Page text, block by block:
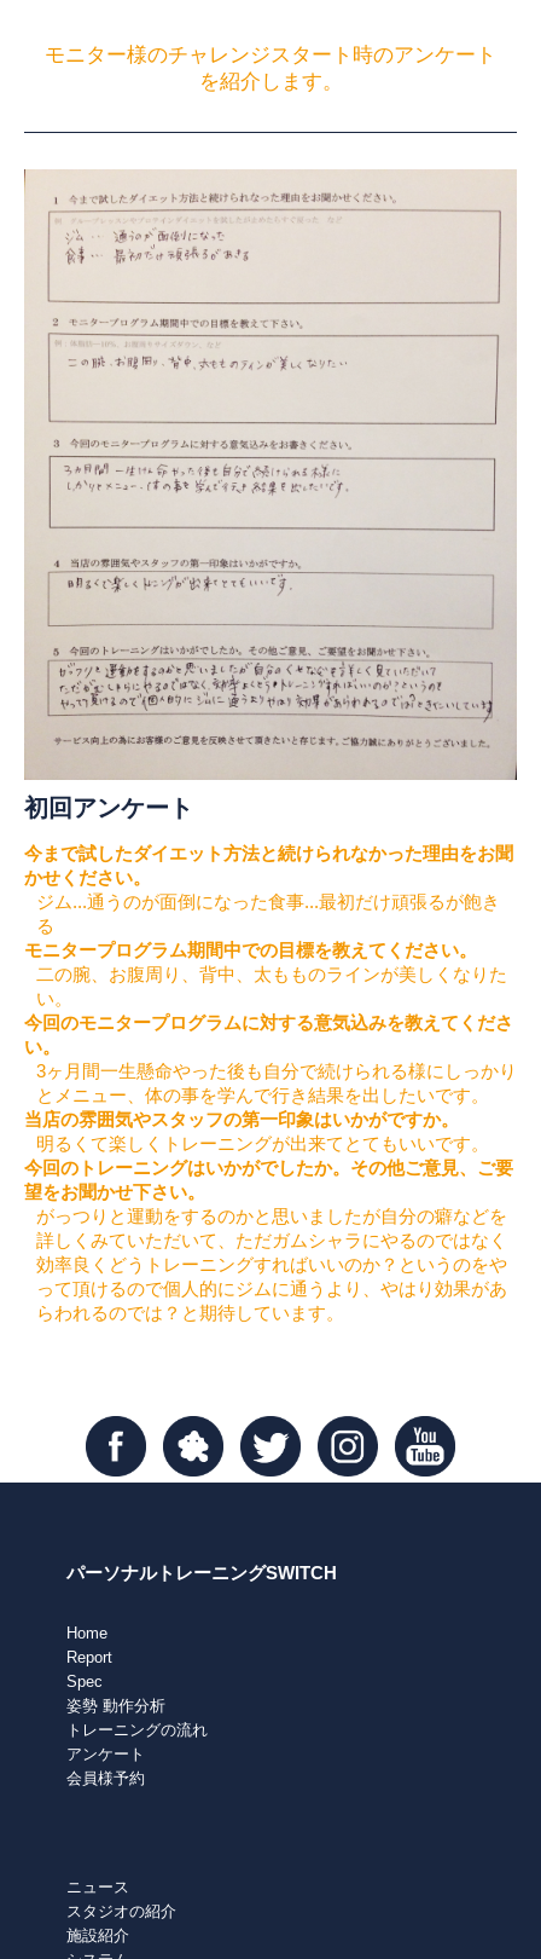
モニター様のチャレンジスタート時のアンケート
を紹介します。
初回アンケート
今まで試したダイエット方法と続けられなかった理由をお聞
かせください。
ジム...通うのが面倒になった食事...最初だけ頑張るが飽き
る
モニタープログラム期間中での目標を教えてください。
二の腕、お腹周り、背中、太もものラインが美しくなりた
い。
今回のモニタープログラムに対する意気込みを教えてくださ
い。
3ヶ月間一生懸命やった後も自分で続けられる様にしっかり
とメニュー、体の事を学んで行き結果を出したいです。
当店の雰囲気やスタッフの第一印象はいかがですか。
明るくて楽しくトレーニングが出来てとてもいいです。
今回のトレーニングはいかがでしたか。その他ご意見、ご要
望をお聞かせ下さい。
がっつりと運動をするのかと思いましたが自分の癖などを
詳しくみていただいて、ただガムシャラにやるのではなく
効率良くどうトレーニングすればいいのか？というのをや
って頂けるので個人的にジムに通うより、やはり効果があ
らわれるのでは？と期待しています。
パーソナルトレーニングSWITCH
Home
Report
Spec
姿勢 動作分析
トレーニングの流れ
アンケート
会員様予約
ニュース
スタジオの紹介
施設紹介